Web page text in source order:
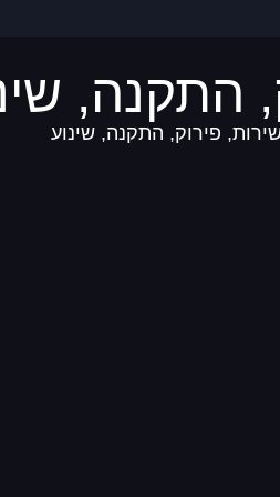
התקנה,
פירוק, התקנה, שינוע